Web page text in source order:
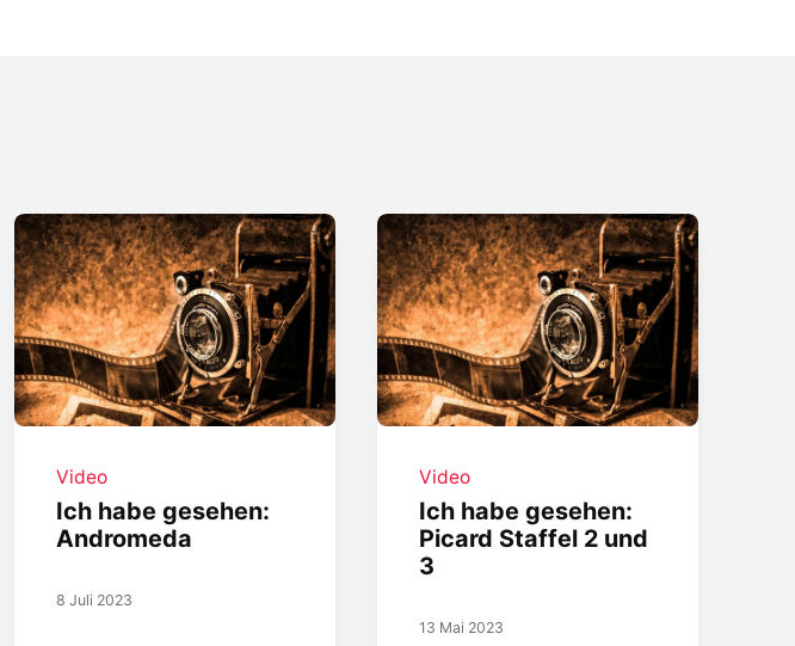
Video
Ich habe gesehen:
Andromeda
8 Juli 2023
Video
Ich habe gesehen:
Picard Staffel 2 und
3
13 Mai 2023